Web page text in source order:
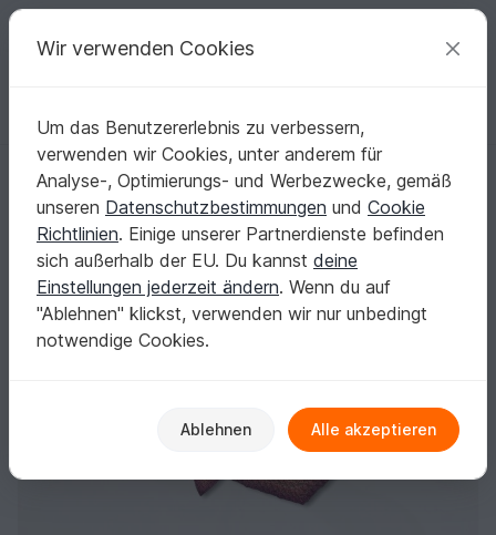
Deine kreativen Ideen
Deutsch | € (EUR) einloggen Kostenlos registrieren
Startseite Häkeln Tücher Weitere Tücher
Häkelanleitung Exoporia
Häkelanleitung Exoporia
Wir verwenden Cookies
Um das Benutzererlebnis zu verbessern,
verwenden wir Cookies, unter anderem für
Analyse-, Optimierungs- und Werbezwecke, gemäß
unseren Datenschutzbestimmungen und Cookie
Richtlinien. Einige unserer Partnerdienste befinden
sich außerhalb der EU. Du kannst deine
Einstellungen jederzeit ändern. Wenn du auf
"Ablehnen" klickst, verwenden wir nur unbedingt
notwendige Cookies.
Ablehnen Alle akzeptieren